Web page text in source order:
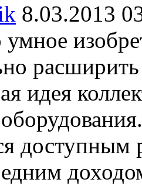
8.03.2013
идея
доступным